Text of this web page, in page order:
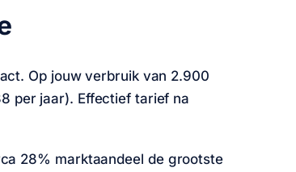
Op jouw verbruik van 2.900
per jaar). Effectief tarief na
28% marktaandeel de grootste